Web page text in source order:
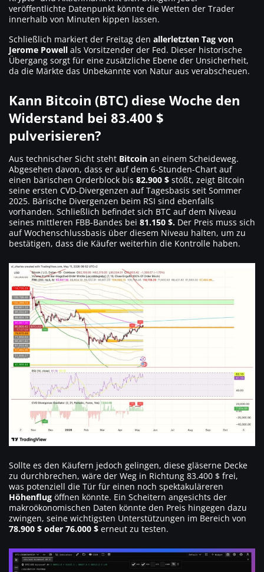
veröffentlichte Datenpunkt könnte die Wetten der Trader
innerhalb von Minuten kippen lassen.
Schließlich markiert der Freitag den allerletzten Tag von
Jerome Powell als Vorsitzender der Fed. Dieser historische
Übergang sorgt für eine zusätzliche Ebene der Unsicherheit,
da die Märkte das Unbekannte von Natur aus verabscheuen.
Kann Bitcoin (BTC) diese Woche den
Widerstand bei 83.400 $
pulverisieren?
Aus technischer Sicht steht Bitcoin an einem Scheideweg.
Abgesehen davon, dass er auf dem 6-Stunden-Chart auf
einen bärischen Orderblock bis 82.900 $ stößt, zeigt Bitcoin
seine ersten CVD-Divergenzen auf Tagesbasis seit Sommer
2025. Bärische Divergenzen beim RSI sind ebenfalls
vorhanden. Schließlich befindet sich BTC auf dem Niveau
seines mittleren FBB-Bandes bei 81.150 $. Der Preis muss sich
auf Wochenschlussbasis über diesem Niveau halten, um zu
bestätigen, dass die Käufer weiterhin die Kontrolle haben.
Sollte es den Käufern jedoch gelingen, diese gläserne Decke
zu durchbrechen, wäre der Weg in Richtung 83.400 $ frei,
was potenziell die Tür für einen noch spektakuläreren
Höhenflug öffnen könnte. Ein Scheitern angesichts der
makroökonomischen Daten könnte den Preis hingegen dazu
zwingen, seine wichtigsten Unterstützungen im Bereich von
78.900 $ oder 76.000 $ erneut zu testen.